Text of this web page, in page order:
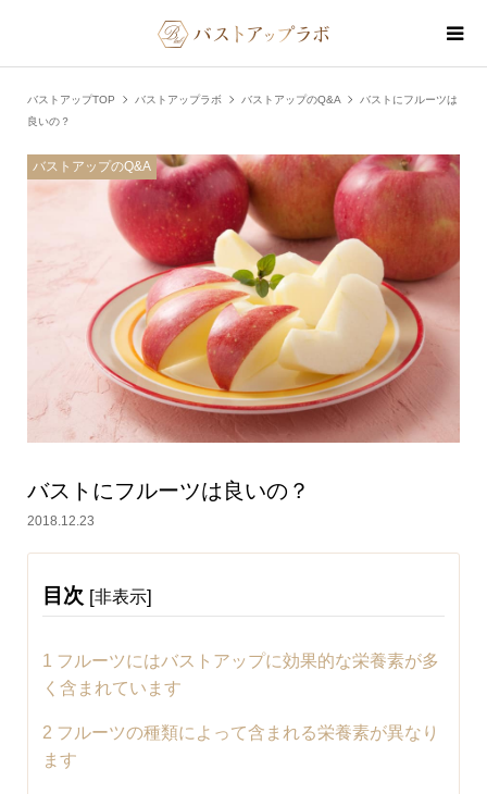
バストアップTOP バストアップラボ バストアップのQ&A
バストにフルーツは
良いの？
バストアップのQ&A
バストにフルーツは良いの？
2018.12.23
目次 [非表示]
1 フルーツにはバストアップに効果的な栄養素が多
く含まれています
2 フルーツの種類によって含まれる栄養素が異なり
ます